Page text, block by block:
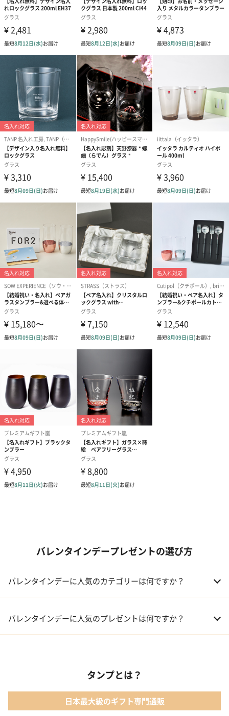
バレンタインデープレゼントの選び方
バレンタインデーに人気のカテゴリーは何ですか？
02 メイクアップ
04 ファッション小物
バレンタインデーに人気のプレゼントは何ですか？
02 【名入れギフト】フラワーティントリップ［日本限定ピンクゴ
03 ショコラフレナチュール
タンプとは？
日本最大級のギフト専門通販